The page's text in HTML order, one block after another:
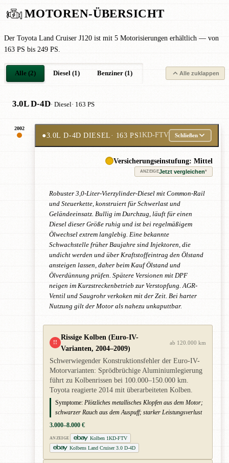
MOTOREN-ÜBERSICHT
Der Toyota Land Cruiser J120 ist mit 5 Motorisierungen erhältlich — von
163 PS bis 249 PS.
Alle (2) Diesel (1) Benziner (1) Alle zuklappen
3.0L D-4D· Diesel· 163 PS
2002
●3.0L D-4D DIESEL· 163 PS1KD-FTV Schließen
Versicherungseinstufung: Mittel
ANZEIGEJetzt vergleichen*
Robuster 3,0-Liter-Vierzylinder-Diesel mit Common-Rail
und Steuerkette, konstruiert für Schwerlast und
Geländeeinsatz. Bullig im Durchzug, läuft für einen
Diesel dieser Größe ruhig und ist bei regelmäßigem
Ölwechsel extrem langlebig. Eine bekannte
Schwachstelle früher Baujahre sind Injektoren, die
undicht werden und über Kraftstoffeintrag den Ölstand
ansteigen lassen, daher beim Kauf Ölstand und
Ölverdünnung prüfen. Spätere Versionen mit DPF
neigen im Kurzstreckenbetrieb zur Verstopfung. AGR-
Ventil und Saugrohr verkoken mit der Zeit. Bei harter
Nutzung gilt der Motor als nahezu unkaputtbar.
!!
Rissige Kolben (Euro-IV-
Varianten, 2004–2009)
ab 120.000 km
Schwerwiegender Konstruktionsfehler der Euro-IV-
Motorvarianten: Sprödbrüchige Aluminiumlegierung
führt zu Kolbenrissen bei 100.000–150.000 km.
Toyota reagierte 2014 mit überarbeiteten Kolben.
Symptome: Plötzliches metallisches Klopfen aus dem Motor;
schwarzer Rauch aus dem Auspuff; starker Leistungsverlust
3.000–8.000 €
ANZEIGE
Kolben 1KD-FTV
Kolbens Land Cruiser 3.0 D-4D